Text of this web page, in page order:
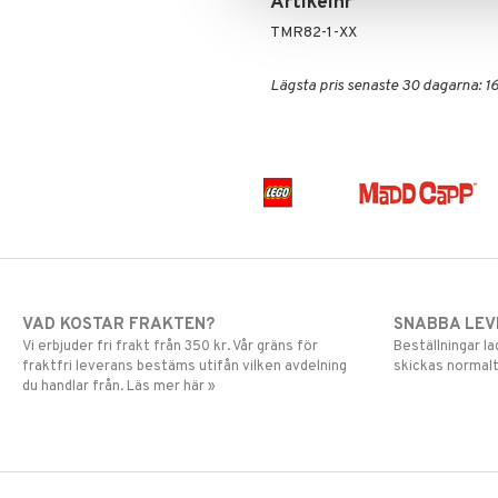
TMR82-1-XX
Lägsta pris senaste 30 dagarna:
VAD KOSTAR FRAKTEN?
Vi erbjuder fri frakt från 350 kr. Vår gräns för
fraktfri leverans bestäms utifån vilken avdelning
du handlar från. Läs mer här »
SNABBA
Beställningar
skickas